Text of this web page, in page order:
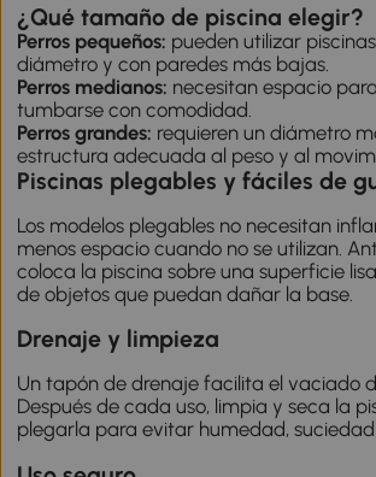
¿Qué tamaño de piscina elegir?
Perros pequeños: pueden utilizar
diámetro y con paredes más bajas.
Perros medianos: necesitan espacio
tumbarse con comodidad.
Perros grandes: requieren un diámetro
estructura adecuada al peso y al
Piscinas plegables y fáciles de
Los modelos plegables no necesitan
menos espacio cuando no se utilizan.
coloca la piscina sobre una superficie
de objetos que puedan dañar la base.
Drenaje y limpieza
Un tapón de drenaje facilita el vaciado
Después de cada uso, limpia y seca la
plegarla para evitar humedad, suciedad